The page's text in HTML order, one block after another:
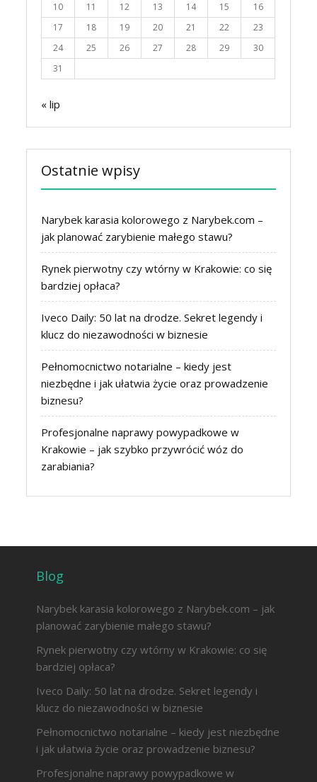
10
11 12 13 14 15
16
17
18 19 20 21 22
23
24
25 26 27 28 29
30
31
« lip
Ostatnie wpisy
Narybek karasia kolorowego z Narybek.com –
jak planować zarybienie małego stawu?
Rynek pierwotny czy wtórny w Krakowie: co się
bardziej opłaca?
Iveco Daily: 50 lat na drodze. Sekret legendy i
klucz do niezawodności w biznesie
Pełnomocnictwo notarialne – kiedy jest
niezbędne i jak ułatwia życie oraz prowadzenie
biznesu?
Profesjonalne naprawy powypadkowe w
Krakowie – jak szybko przywrócić wóz do
zarabiania?
Blog
Narybek karasia kolorowego z Narybek.com – jak
planować zarybienie małego stawu?
Rynek pierwotny czy wtórny w Krakowie: co się
bardziej opłaca?
Iveco Daily: 50 lat na drodze. Sekret legendy i
klucz do niezawodności w biznesie
Pełnomocnictwo notarialne – kiedy jest niezbędne
i jak ułatwia życie oraz prowadzenie biznesu?
Profesjonalne naprawy powypadkowe w